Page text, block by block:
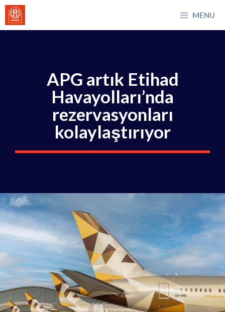
İçeriğe
atla
MENU
APG artık Etihad
Havayolları’nda
rezervasyonları
kolaylaştırıyor